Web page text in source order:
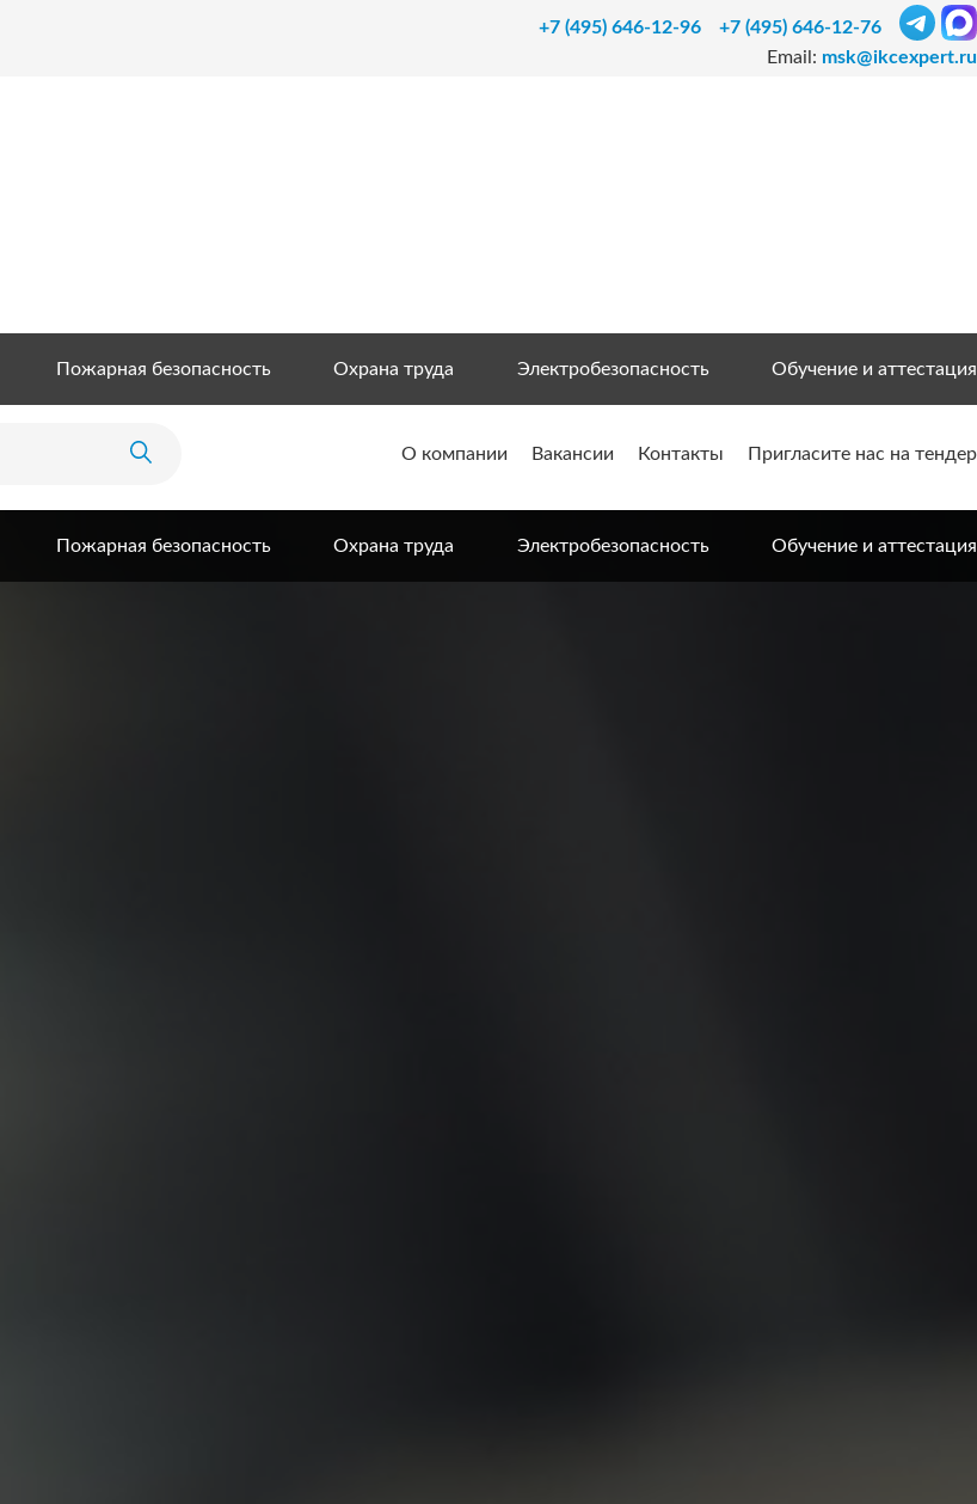
+7 (495) 646-12-96
+7 (495) 646-12-76
Email: msk@ikcexpert.ru
Пожарная безопасность Охрана труда Электробезопасность Обучение и аттестация
О компании Вакансии Контакты Пригласите нас на тендер
Пожарная безопасность Охрана труда Электробезопасность Обучение и аттестация